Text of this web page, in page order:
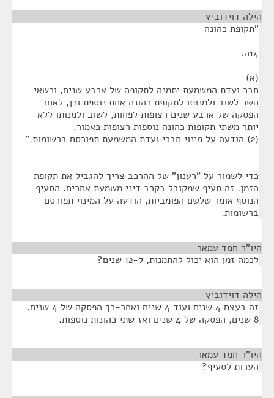
הילה דוידוביץ
"תקופת כהונה
14ה.
(א)
חבר ועדת המשמעת יתמנה לתקופה של ארבע שנים, ורשאי
השר לשוב ולמנותו לתקופת כהונה אחת נוספת וכן, לאחר
הפסקה של ארבע שנים רצופות לפחות, לשוב ולמנותו ללא
יותר משתי תקופות כהונה נוספות רצופות כאמור.
(2) הודעה על מינוי חברי ועדת המשמעת תפורסם ברשומות."
כדי לשמור על "רענון" של ההרכב צריך להגביל את תקופת
הזמן. זה סעיף שמקובל בקרב דיני משמעת אחרים. הסעיף
הנוסף אומר שלשם הפומביות, הודעה על המינוי תפורסם
ברשומות.
היו"ר חמד עמאר
לכמה זמן הוא יכול להתמנות, ל-12 שנים?
הילה דוידוביץ
זה בעצם 4 שנים ועוד 4 שנים ואחר-כך הפסקה של 4 שנים.
8 שנים, הפסקה של 4 שנים ואז שתי כהונות נוספות.
היו"ר חמד עמאר
הערות לסעיף?